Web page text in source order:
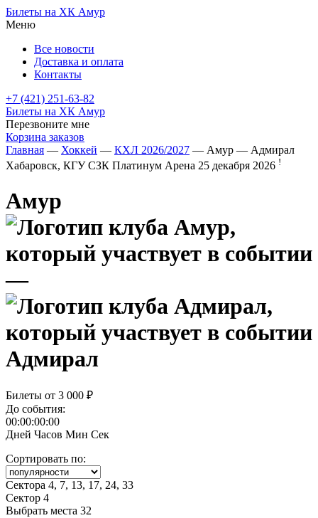
Билеты на ХК Амур
Меню
Все новости
Доставка и оплата
Контакты
+7 (421) 251-63-82
Билеты на ХК Амур
Перезвоните мне
Корзина заказов
Главная — Хоккей — КХЛ 2026/2027 — Амур — Адмирал
Хабаровск, КГУ СЗК Платинум Арена 25 декабря 2026 !
Амур
—
Адмирал
Билеты от 3 000 ₽
До события:
00:00:00:00
Дней Часов Мин Сек
Сортировать по:
Сектора 4, 7, 13, 17, 24, 33
Сектор 4
Выбрать места 32